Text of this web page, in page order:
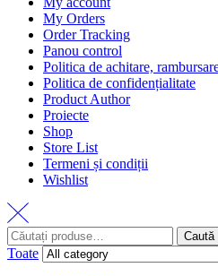
My Orders
Order Tracking
Panou control
Politica de achitare,
Politica de confidențialitate
Product Author
Proiecte
Shop
Store List
Termeni și condiții
Wishlist
Caută
Toate